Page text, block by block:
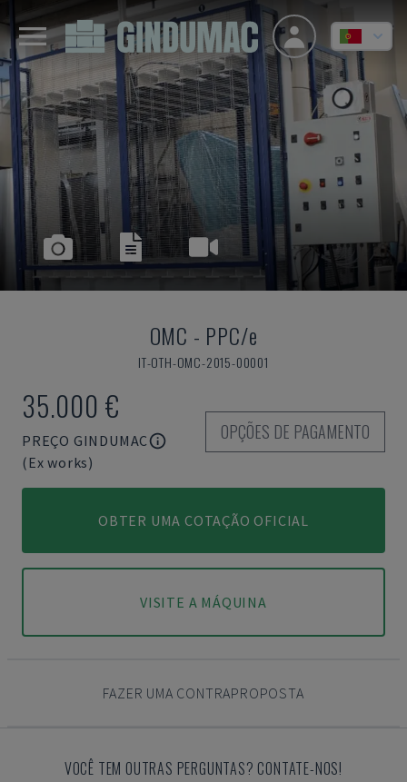
OMC - PPC/e
IT-OTH-OMC-2015-00001
35.000 €
PREÇO GINDUMAC
(Ex works)
OPÇÕES DE PAGAMENTO
OBTER UMA COTAÇÃO OFICIAL
VISITE A MÁQUINA
FAZER UMA CONTRAPROPOSTA
VOCÊ TEM OUTRAS PERGUNTAS? CONTATE-NOS!